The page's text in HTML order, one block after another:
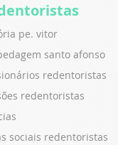
pe. vitor
santo afonso
redentoristas
redentoristas
sociais redentoristas